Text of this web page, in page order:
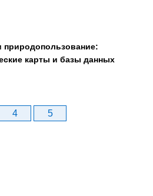
карты и базы данных
4 5